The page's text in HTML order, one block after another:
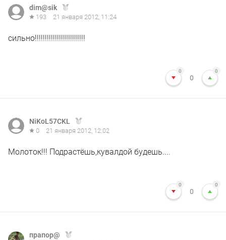
dim@sik
193 21 января 2012, 11:24
сильно!!!!!!!!!!!!!!!!!!!!!!!!!
0
0
0
NiKoL57CKL
0 21 января 2012, 12:02
Молоток!!! Подрастёшь,кувалдой будешь....
0
0
0
прапор@